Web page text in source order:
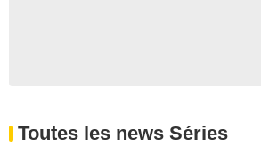
Toutes les news Séries